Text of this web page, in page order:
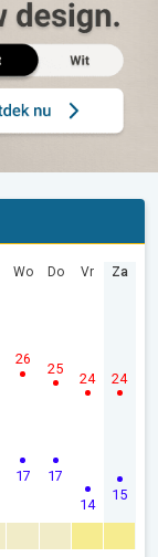
Wo
17
26
Do
17
25
Vr
14
24
Za
15
24